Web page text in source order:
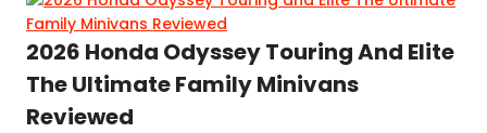
2026 Honda Odyssey Touring And Elite
The Ultimate Family Minivans
Reviewed